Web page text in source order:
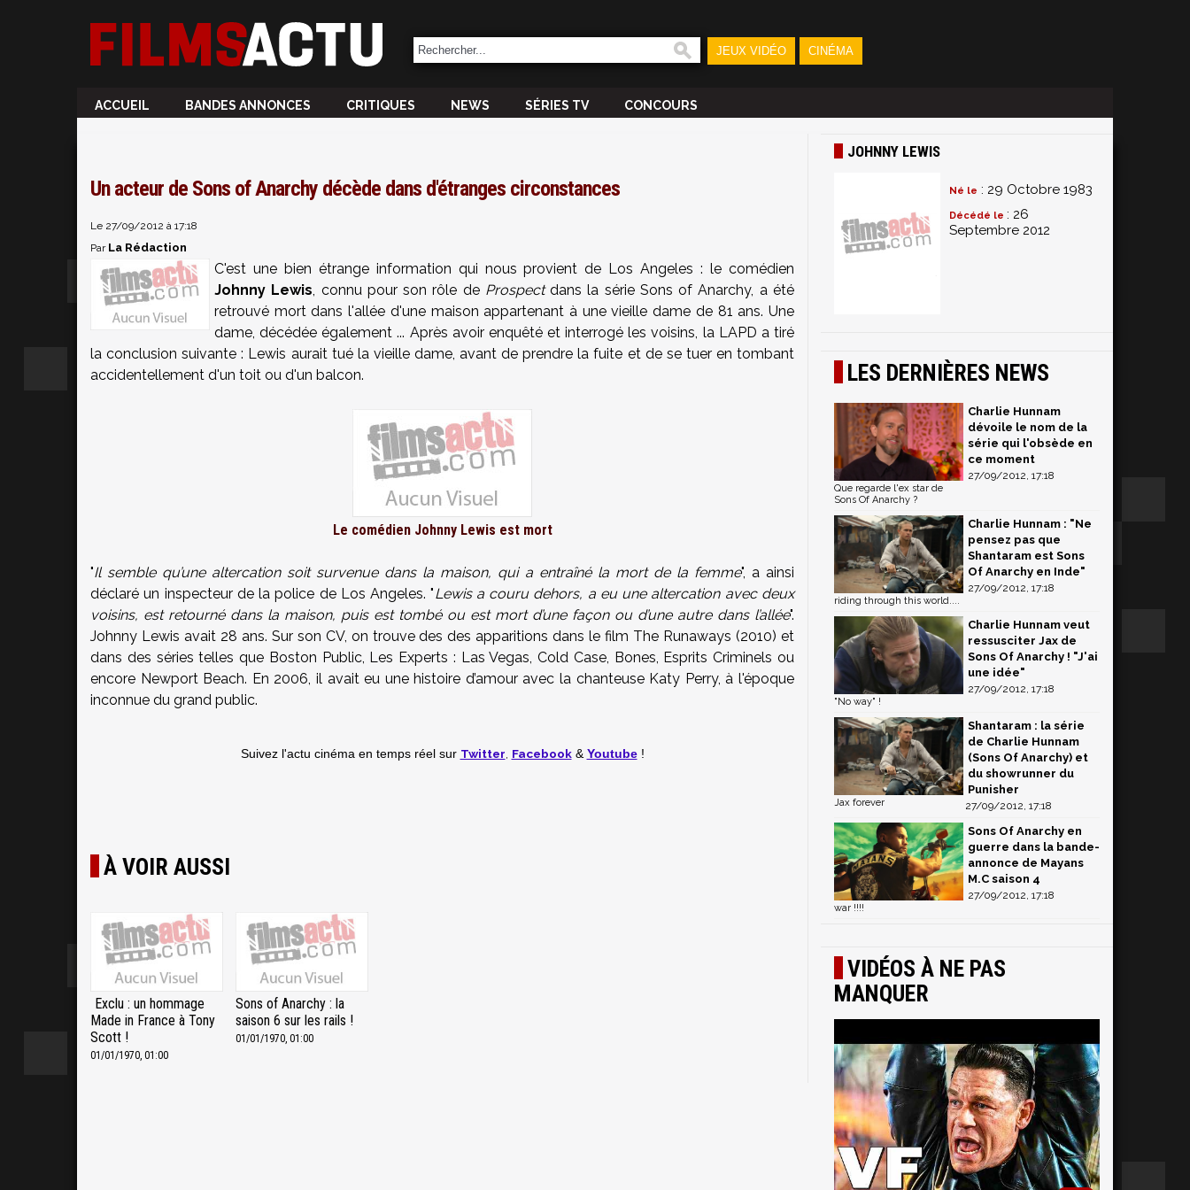
JEUX VIDÉO CINÉMA
ACCUEIL BANDES ANNONCES CRITIQUES NEWS SÉRIES TV CONCOURS
Un acteur de Sons of Anarchy décède dans d'étranges circonstances
Le 27/09/2012 à 17:18
Par La Rédaction
C'est une bien étrange information qui nous provient de Los Angeles : le comédien
Johnny Lewis, connu pour son rôle de Prospectdans la série Sons of Anarchy, a été
retrouvé mort dans l'allée d'une maison appartenant à une vieille dame de 81 ans. Une
dame, décédée également ... Après avoir enquêté et interrogé les voisins, la LAPD a tiré
la conclusion suivante : Lewis aurait tué la vieille dame, avant de prendre la fuite et de se tuer en tombant
accidentellement d'un toit ou d'un balcon.
Le comédien Johnny Lewis est mort
"Il semble qu’une altercation soit survenue dans la maison, qui a entraîné la mort de la femme", a ainsi
déclaré un inspecteur de la police de Los Angeles. "Lewis a couru dehors, a eu une altercation avec deux
voisins, est retourné dans la maison, puis est tombé ou est mort d’une façon ou d’une autre dans l’allée".
Johnny Lewis avait 28 ans. Sur son CV, on trouve des des apparitions dans le film The Runaways (2010) et
dans des séries telles que Boston Public, Les Experts : Las Vegas, Cold Case, Bones, Esprits Criminels ou
encore Newport Beach. En 2006, il avait eu une histoire d’amour avec la chanteuse Katy Perry, à l'époque
inconnue du grand public.
Suivez l'actu cinéma en temps réel sur Twitter Facebook& Youtube!
À VOIR AUSSI
Exclu : un hommage
Made in France à Tony
Scott !
01/01/1970, 01:00
Sons of Anarchy : la
saison 6 sur les rails !
01/01/1970, 01:00
JOHNNY LEWIS
Né le : 29 Octobre 1983
Décédé le : 26
Septembre 2012
LES DERNIÈRES NEWS
Charlie Hunnam
dévoile le nom de la
série qui l'obsède en
ce moment
27/09/2012, 17:18
Que regarde l'ex star de
Sons Of Anarchy ?
Charlie Hunnam : "Ne
pensez pas que
Shantaram est Sons
Of Anarchy en Inde"
27/09/2012, 17:18
riding through this world....
Charlie Hunnam veut
ressusciter Jax de
Sons Of Anarchy ! "J'ai
une idée"
27/09/2012, 17:18
"No way" !
Shantaram : la série
de Charlie Hunnam
(Sons Of Anarchy) et
du showrunner du
Punisher
27/09/2012, 17:18
Jax forever
Sons Of Anarchy en
guerre dans la bande-
annonce de Mayans
M.C saison 4
27/09/2012, 17:18
war !!!!
VIDÉOS À NE PAS
MANQUER